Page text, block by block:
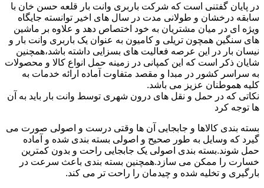
در پایان گفتنی است که شرکت باربری وانت بار قلعه حسن خان با
سابقه درخشان و طولانی مدت در سال های اخیر توانسته جایگاه
ویژه ای در میان مشتریان به خود اختصاص دهد و علاوه بر ماشین
های سنگین همچون تریلی و کامیون به عنوان یک باربری وانت بار و
نیسان بار در این عرصه فعالیت های بسزایی داشته باشد،همچنین
شایان ذکر است که این کمپانی در زمینه حمل انواع کالا و محصولات
به سراسر کشور در مبدا و مقصد متفاوت آماده ارائه خدمات به
کلیه هموطنان عزیز می باشد.
نکاتی که در حمل و نقل های درون شهری توسط وانت بار باید به آن
ها توجه کرد
بسته بندی کالاها و جابجایی آن ها وقتی درست و اصولی صورت می
گیرد که وسایل به طور صحیح و اصولی بسته بندی شده و آماده
حمل شوند.بسته بندی اصولی یک جابجایی راحت و بدون کمترین
خسارت را ممکن می سازد.همچنین بسته بندی باعث سرعت در
بارگیری و تخلیه شده و چیدمان را راحت تر می کند.